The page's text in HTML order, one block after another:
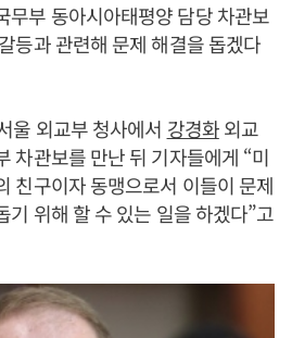
무부 동아시아태평양 담당 차관보
등과 관련해 문제 해결을 돕겠다
울 외교부 청사에서 강경화외교
차관보를 만난 뒤 기자들에게 “미
친구이자 동맹으로서 이들이 문제
기 위해 할 수 있는 일을 하겠다”고